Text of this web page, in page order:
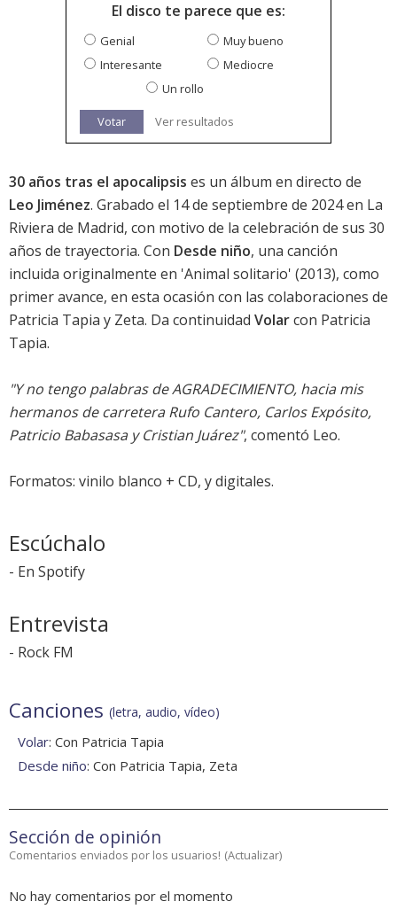
El disco te parece que es:
Genial
Muy bueno
Interesante
Mediocre
Un rollo
Votar Ver resultados
30 años tras el apocalipsis es un álbum en directo de
Leo Jiménez. Grabado el 14 de septiembre de 2024 en La
Riviera de Madrid, con motivo de la celebración de sus 30
años de trayectoria. Con Desde niño, una canción
incluida originalmente en 'Animal solitario' (2013), como
primer avance, en esta ocasión con las colaboraciones de
Patricia Tapia y Zeta. Da continuidad Volarcon Patricia
Tapia.
"Y no tengo palabras de AGRADECIMIENTO, hacia mis
hermanos de carretera Rufo Cantero, Carlos Expósito,
Patricio Babasasa y Cristian Juárez", comentó Leo.
Formatos: vinilo blanco + CD, y digitales.
Escúchalo
- En Spotify
Entrevista
- Rock FM
Canciones (letra, audio, vídeo)
Volar: Con Patricia Tapia
Desde niño: Con Patricia Tapia, Zeta
Sección de opinión
Comentarios enviados por los usuarios! (Actualizar)
No hay comentarios por el momento